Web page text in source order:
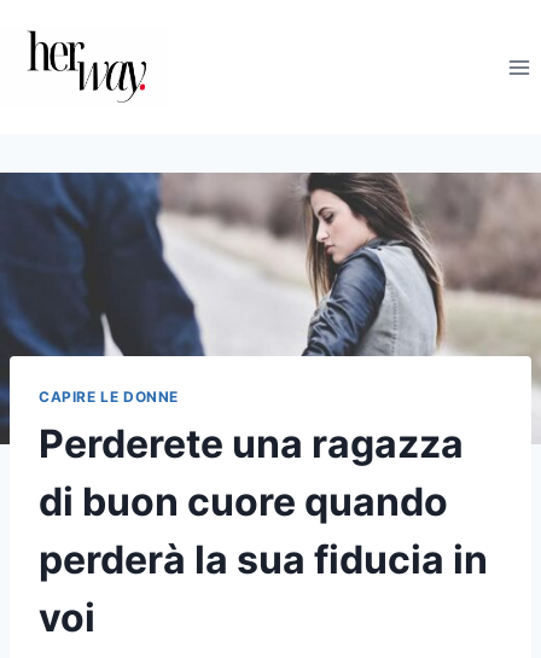
contenuto
CAPIRE LE DONNE
Perderete una ragazza
di buon cuore quando
perderà la sua fiducia in
voi